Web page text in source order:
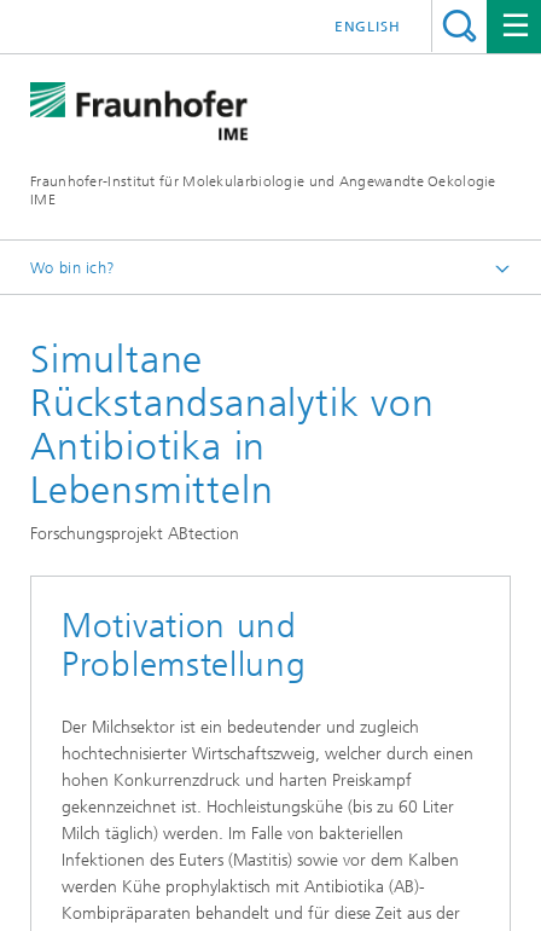
Fraunhofer-Institut für Molekularbiologie und Angewandte Oekologie
IME
ENGLISH
Wo bin ich?
Unsere Forschung
Molekulare Biotechnologie
Simultane
Rückstandsanalytik von
Antibiotika in
Lebensmitteln
Forschungsprojekt ABtection
Motivation und
Problemstellung
Der Milchsektor ist ein bedeutender und zugleich
hochtechnisierter Wirtschaftszweig, welcher durch einen
hohen Konkurrenzdruck und harten Preiskampf
gekennzeichnet ist. Hochleistungskühe (bis zu 60 Liter
Milch täglich) werden. Im Falle von bakteriellen
Infektionen des Euters (Mastitis) sowie vor dem Kalben
werden Kühe prophylaktisch mit Antibiotika (AB)-
Kombipräparaten behandelt und für diese Zeit aus der